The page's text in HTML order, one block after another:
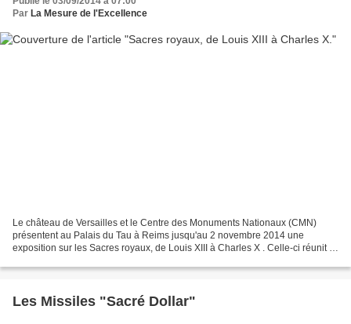
Par La Mesure de l'Excellence
Le château de Versailles et le Centre des Monuments Nationaux (CMN)
présentent au Palais du Tau à Reims jusqu'au 2 novembre 2014 une
exposition sur les Sacres royaux, de Louis XIII à Charles X . Celle-ci réunit le
Les Missiles "Sacré Dollar"